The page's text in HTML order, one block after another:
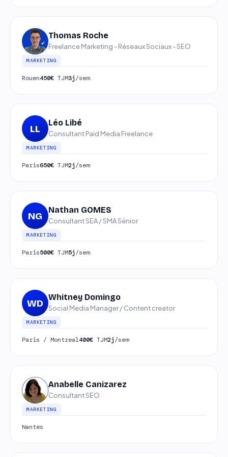
Thomas Roche
Freelance Marketing - Réseaux Sociaux - SEO
MARKETING
Rouen450€ TJM3j/sem
LL Léo Libé
Consultant Paid Media Freelance
MARKETING
Paris650€ TJM2j/sem
NG Nathan GOMES
Consultant SEA / SMA Sénior
MARKETING
Paris500€ TJM5j/sem
WD Whitney Domingo
Social Media Manager / Content creator
MARKETING
Paris / Montreal400€ TJM2j/sem
Anabelle Canizarez
Consultant SEO
MARKETING
Nantes